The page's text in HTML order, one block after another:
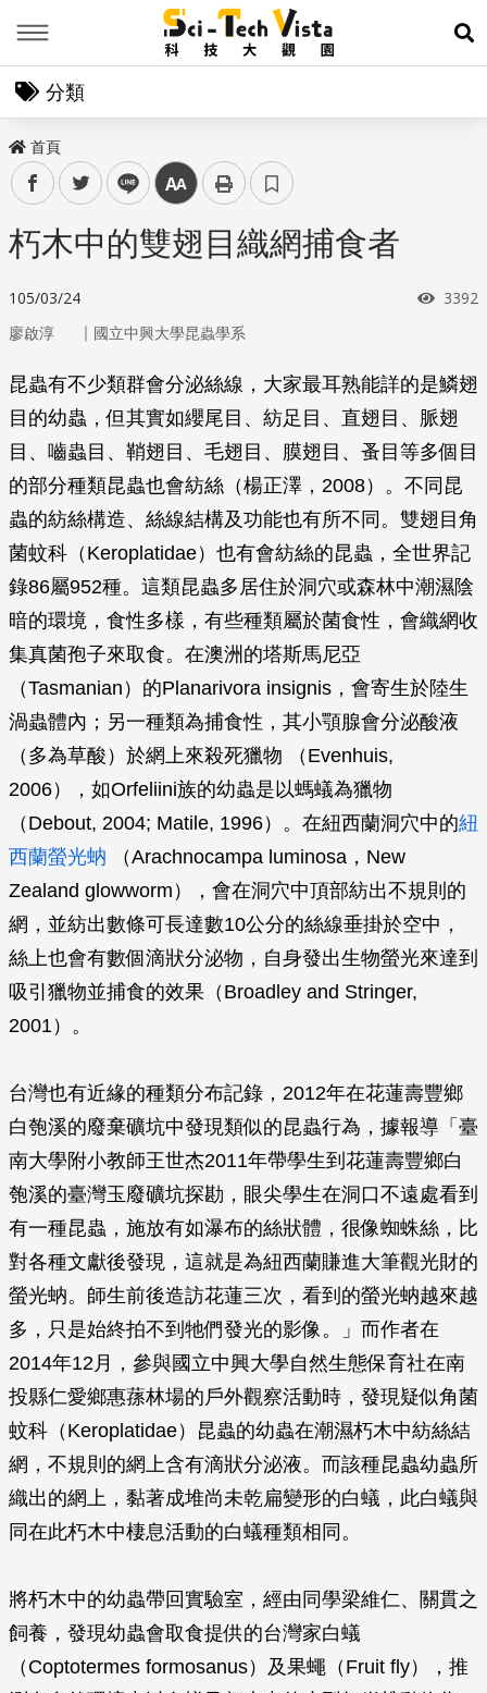
展
分類
首頁
facebooktwitter line 中
朽木中的雙翅目織網捕食者
105/03/24 瀏覽
3392
廖啟淳 ｜ 國立中興大學昆蟲學系
昆蟲有不少類群會分泌絲線，大家最耳熟能詳的是鱗翅
目的幼蟲，但其實如纓尾目、紡足目、直翅目、脈翅
目、嚙蟲目、鞘翅目、毛翅目、膜翅目、蚤目等多個目
的部分種類昆蟲也會紡絲（楊正澤，2008）。不同昆
蟲的紡絲構造、絲線結構及功能也有所不同。雙翅目角
菌蚊科（Keroplatidae）也有會紡絲的昆蟲，全世界記
錄86屬952種。這類昆蟲多居住於洞穴或森林中潮濕陰
暗的環境，食性多樣，有些種類屬於菌食性，會織網收
集真菌孢子來取食。在澳洲的塔斯馬尼亞
（Tasmanian）的Planarivora insignis ，會寄生於陸生
渦蟲體內；另一種類為捕食性，其小顎腺會分泌酸液
（多為草酸）於網上來殺死獵物 （Evenhuis,
2006），如Orfeliini族的幼蟲是以螞蟻為獵物
（Debout, 2004; Matile, 1996）。在紐西蘭洞穴中的紐
西蘭螢光蚋 （Arachnocampa luminosa ，New
Zealand glowworm），會在洞穴中頂部紡出不規則的
網，並紡出數條可長達數10公分的絲線垂掛於空中，
絲上也會有數個滴狀分泌物，自身發出生物螢光來達到
吸引獵物並捕食的效果（Broadley and Stringer,
2001）。
台灣也有近緣的種類分布記錄，2012年在花蓮壽豐鄉
白匏溪的廢棄礦坑中發現類似的昆蟲行為，據報導「臺
南大學附小教師王世杰2011年帶學生到花蓮壽豐鄉白
匏溪的臺灣玉廢礦坑探勘，眼尖學生在洞口不遠處看到
有一種昆蟲，施放有如瀑布的絲狀體，很像蜘蛛絲，比
對各種文獻後發現，這就是為紐西蘭賺進大筆觀光財的
螢光蚋。師生前後造訪花蓮三次，看到的螢光蚋越來越
多，只是始終拍不到牠們發光的影像。」而作者在
2014年12月，參與國立中興大學自然生態保育社在南
投縣仁愛鄉惠蓀林場的戶外觀察活動時，發現疑似角菌
蚊科（Keroplatidae）昆蟲的幼蟲在潮濕朽木中紡絲結
網，不規則的網上含有滴狀分泌液。而該種昆蟲幼蟲所
織出的網上，黏著成堆尚未乾扁變形的白蟻，此白蟻與
同在此朽木中棲息活動的白蟻種類相同。
將朽木中的幼蟲帶回實驗室，經由同學梁維仁、關貫之
飼養，發現幼蟲會取食提供的台灣家白蟻
（ Coptotermes formosanus）及果蠅（Fruit fly），推